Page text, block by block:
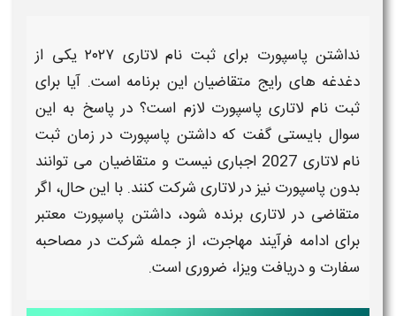
نداشتن پاسپورت برای ثبت نام لاتاری ۲۰۲۷
یکی از
دغدغه های رایج متقاضیان این برنامه است. آیا برای
ثبت نام لاتاری پاسپورت لازم است؟ در پاسخ به این
سوال بایستی گفت کهداشتن پاسپورت در زمان ثبت
نام لاتاری 2027
اجباری نیست و متقاضیان می توانند
بدون پاسپورت نیزدر لاتاری شرکت کنند. با این حال، اگر
متقاضی در لاتاریبرنده شود،داشتن پاسپورت معتبر
برای ادامه فرآیند مهاجرت، از جمله شرکت در مصاحبه
سفارت و دریافت ویزا، ضروری است.